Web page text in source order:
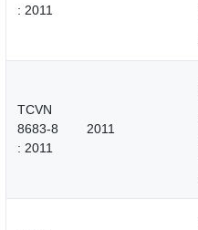
: 2011
TCVN
8683-8
: 2011
2011